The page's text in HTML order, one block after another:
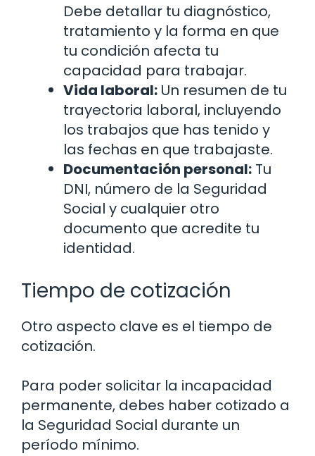
Debe detallar tu diagnóstico,
tratamiento y la forma en que
tu condición afecta tu
capacidad para trabajar.
Vida laboral: Un resumen de tu
trayectoria laboral, incluyendo
los trabajos que has tenido y
las fechas en que trabajaste.
Documentación personal: Tu
DNI, número de la Seguridad
Social y cualquier otro
documento que acredite tu
identidad.
Tiempo de cotización
Otro aspecto clave es el tiempo de
cotización.
Para poder solicitar la incapacidad
permanente, debes haber cotizado a
la Seguridad Social durante un
período mínimo.